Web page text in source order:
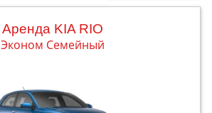
Aренда KIA RIO
Эконом Семейный